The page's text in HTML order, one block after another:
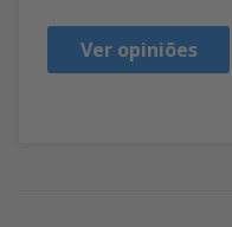
Ver opiniões